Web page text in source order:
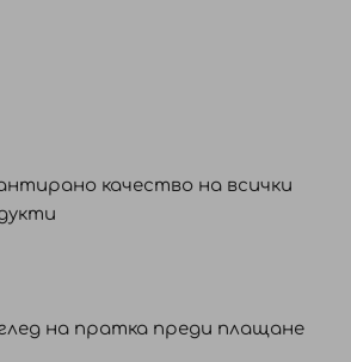
качество на всички
на пратка преди плащане